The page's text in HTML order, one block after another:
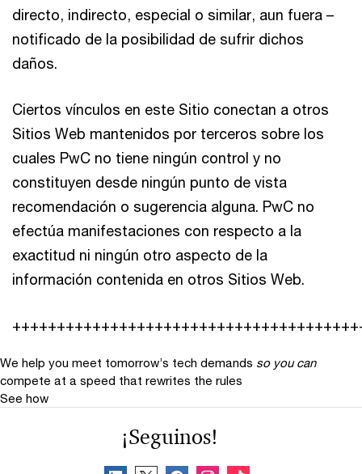
directo, indirecto, especial o similar, aun fuera –
notificado de la posibilidad de sufrir dichos
daños.
Ciertos vínculos en este Sitio conectan a otros
Sitios Web mantenidos por terceros sobre los
cuales PwC no tiene ningún control y no
constituyen desde ningún punto de vista
recomendación o sugerencia alguna. PwC no
efectúa manifestaciones con respecto a la
exactitud ni ningún otro aspecto de la
información contenida en otros Sitios Web.
We help you meet tomorrow’s tech demands so you can
compete at a speed that rewrites the rules
See how
¡Seguinos!